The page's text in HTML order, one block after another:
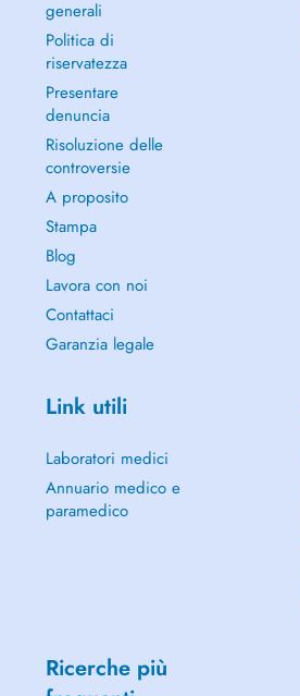
generali
Politica di
riservatezza
Presentare
denuncia
Risoluzione delle
controversie
A proposito
Stampa
Blog
Lavora con noi
Contattaci
Garanzia legale
Link utili
Laboratori medici
Annuario medico e
paramedico
Ricerche più